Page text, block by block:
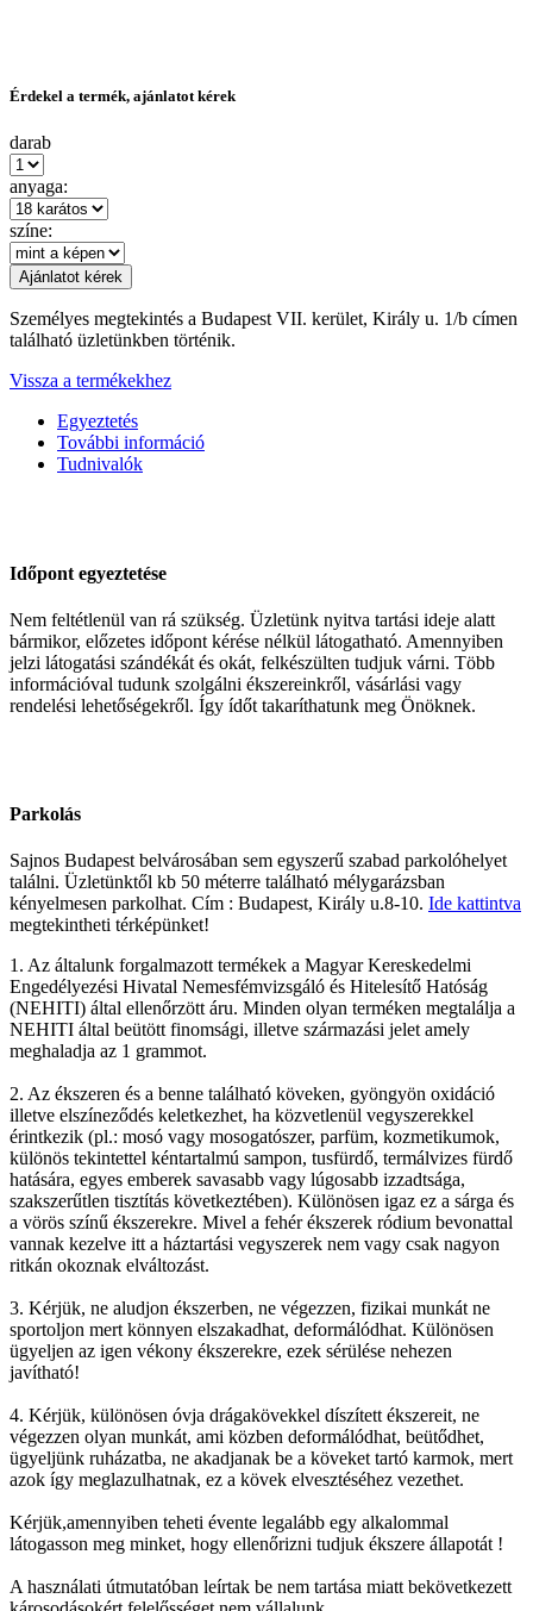
Érdekel a termék, ajánlatot kérek
darab
anyaga:
színe:
Személyes megtekintés a Budapest VII. kerület, Király u. 1/b címen
található üzletünkben történik.
Vissza a termékekhez
Egyeztetés
További információ
Tudnivalók
Időpont egyeztetése
Nem feltétlenül van rá szükség. Üzletünk nyitva tartási ideje alatt
bármikor, előzetes időpont kérése nélkül látogatható. Amennyiben
jelzi látogatási szándékát és okát, felkészülten tudjuk várni. Több
információval tudunk szolgálni ékszereinkről, vásárlási vagy
rendelési lehetőségekről. Így ídőt takaríthatunk meg Önöknek.
Parkolás
Sajnos Budapest belvárosában sem egyszerű szabad parkolóhelyet
találni. Üzletünktől kb 50 méterre található mélygarázsban
kényelmesen parkolhat. Cím : Budapest, Király u.8-10. Ide kattintva
megtekintheti térképünket!
1. Az általunk forgalmazott termékek a Magyar Kereskedelmi
Engedélyezési Hivatal Nemesfémvizsgáló és Hitelesítő Hatóság
(NEHITI) által ellenőrzött áru. Minden olyan terméken megtalálja a
NEHITI által beütött finomsági, illetve származási jelet amely
meghaladja az 1 grammot.
2. Az ékszeren és a benne található köveken, gyöngyön oxidáció
illetve elszíneződés keletkezhet, ha közvetlenül vegyszerekkel
érintkezik (pl.: mosó vagy mosogatószer, parfüm, kozmetikumok,
különös tekintettel kéntartalmú sampon, tusfürdő, termálvizes fürdő
hatására, egyes emberek savasabb vagy lúgosabb izzadtsága,
szakszerűtlen tisztítás következtében). Különösen igaz ez a sárga és
a vörös színű ékszerekre. Mivel a fehér ékszerek ródium bevonattal
vannak kezelve itt a háztartási vegyszerek nem vagy csak nagyon
ritkán okoznak elváltozást.
3. Kérjük, ne aludjon ékszerben, ne végezzen, fizikai munkát ne
sportoljon mert könnyen elszakadhat, deformálódhat. Különösen
ügyeljen az igen vékony ékszerekre, ezek sérülése nehezen
javítható!
4. Kérjük, különösen óvja drágakövekkel díszített ékszereit, ne
végezzen olyan munkát, ami közben deformálódhat, beütődhet,
ügyeljünk ruházatba, ne akadjanak be a köveket tartó karmok, mert
azok így meglazulhatnak, ez a kövek elvesztéséhez vezethet.
Kérjük,amennyiben teheti évente legalább egy alkalommal
látogasson meg minket, hogy ellenőrizni tudjuk ékszere állapotát !
A használati útmutatóban leírtak be nem tartása miatt bekövetkezett